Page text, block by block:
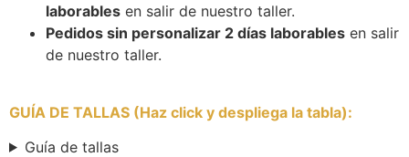
laborables en salir de nuestro taller.
Pedidos sin personalizar 2 días laborables en salir
de nuestro taller.
GUÍA DE TALLAS (Haz click y despliega la tabla):
Guía de tallas